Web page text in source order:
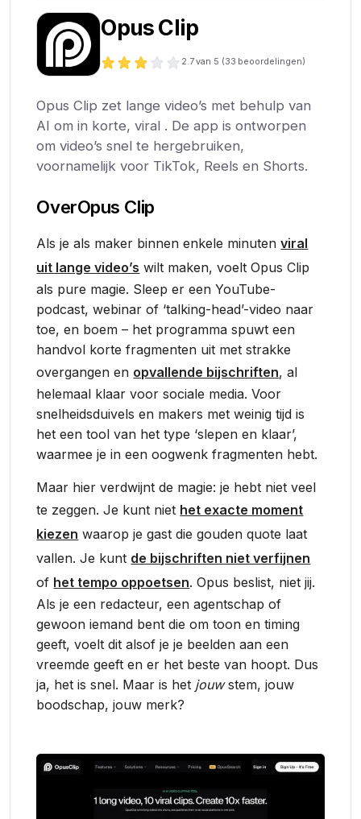
Opus Clip
2.7van 5 (33 beoordelingen)
Opus Clip zet lange video’s met behulp van
AI om in korte, viral . De app is ontworpen
om video’s snel te hergebruiken,
voornamelijk voor TikTok, Reels en Shorts.
OverOpus Clip
Als je als maker binnen enkele minutenviral
uit lange video’s wilt maken, voelt Opus Clip
als pure magie. Sleep er een YouTube-
podcast, webinar of ‘talking-head’-video naar
toe, en boem – het programma spuwt een
handvol korte fragmenten uit met strakke
overgangen en opvallende bijschriften, al
helemaal klaar voor sociale media. Voor
snelheidsduivels en makers met weinig tijd is
het een tool van het type ‘slepen en klaar’,
waarmee je in een oogwenk fragmenten hebt.
Maar hier verdwijnt de magie: je hebt niet veel
te zeggen. Je kunt niet het exacte moment
kiezen waarop je gast die gouden quote laat
vallen. Je kunt de bijschriften niet verfijnen
of het tempo oppoetsen. Opus beslist, niet jij.
Als je een redacteur, een agentschap of
gewoon iemand bent die om toon en timing
geeft, voelt dit alsof je je beelden aan een
vreemde geeft en er het beste van hoopt. Dus
ja, het is snel. Maar is het jouwstem, jouw
boodschap, jouw merk?